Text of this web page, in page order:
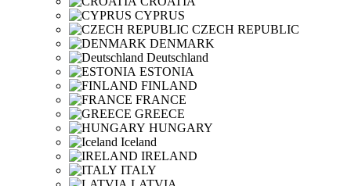
CYPRUS
CZECH REPUBLIC
DENMARK
Deutschland
ESTONIA
FINLAND
FRANCE
GREECE
HUNGARY
Iceland
IRELAND
ITALY